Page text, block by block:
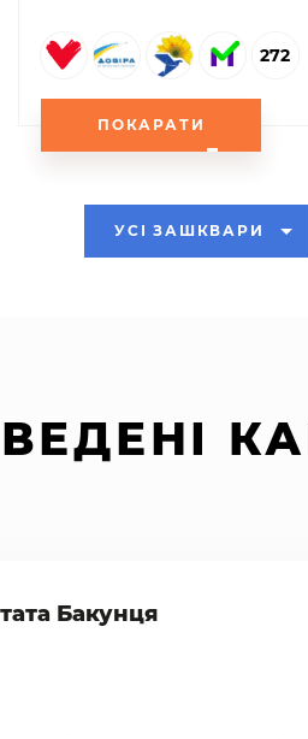
272
ПОКАРАТИ
УСІ ЗАШКВАРИ
Бакунця